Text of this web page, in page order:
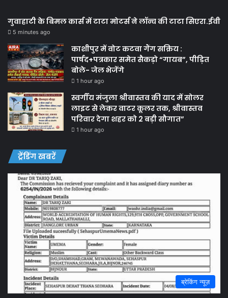
गुवाहाटी के बिमल कार्स में टाटा मोटर्स ने लॉन्च की टाटा सिएरा.ईवी
5 minutes ago
काशीपुर में वोट कटवा गैंग सक्रिय :
पार्षद+पत्रकार समेत सैकड़ो “गायब”, पीड़ित
बोले- जेल भेजेंगे
1 hour ago
स्वर्गीय मंजुला श्रीवास्तव की याद में सोलर
लाइट से लेकर वाटर कूलर तक, श्रीवास्तव
परिवार देगा शहर को 2 बड़ी सौगात”
1 hour ago
ट्रेंडिंग खबरें
ब्रेकिंग न्यूज़